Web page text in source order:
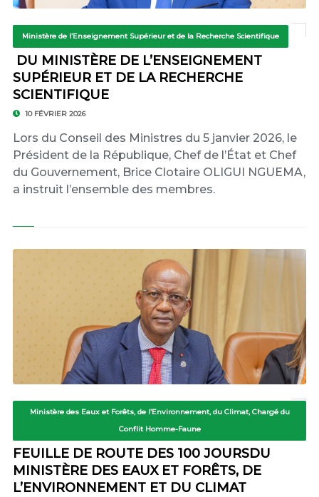
Ministère de l’Enseignement Supérieur et de la Recherche Scientifique
DU MINISTÈRE DE L’ENSEIGNEMENT
SUPÉRIEUR ET DE LA RECHERCHE
SCIENTIFIQUE
10 FÉVRIER 2026
Lors du Conseil des Ministres du 5 janvier 2026, le
Président de la République, Chef de l’État et Chef
du Gouvernement, Brice Clotaire OLIGUI NGUEMA,
a instruit l’ensemble des membres.
Ministère des Eaux et Forêts, de l’Environnement, du Climat, Chargé du
Conflit Homme-Faune
FEUILLE DE ROUTE DES 100 JOURSDU
MINISTÈRE DES EAUX ET FORÊTS, DE
L’ENVIRONNEMENT ET DU CLIMAT